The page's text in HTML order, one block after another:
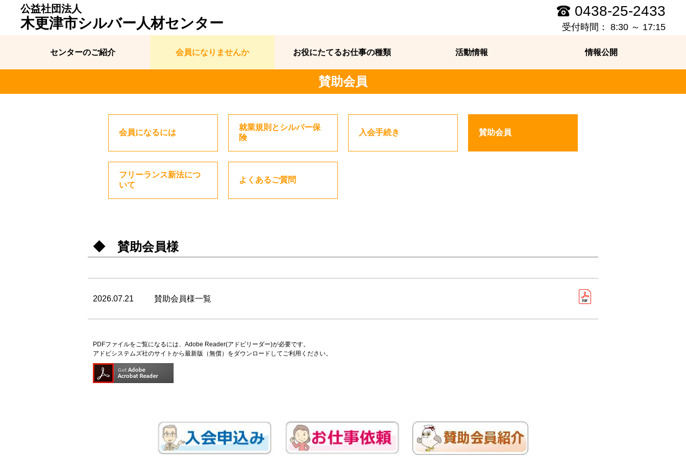
公益社団法人
木更津市シルバー人材センター
0438-25-2433
受付時間： 8:30 ～ 17:15
センターのご紹介 会員になりませんか お役にたてるお仕事の種類 活動情報 情報公開
賛助会員
会員になるには
就業規則とシルバー保
険
入会手続き 賛助会員
フリーランス新法につ
いて
よくあるご質問
◆ 賛助会員様
2026.07.21 賛助会員様一覧
PDFファイルをご覧になるには、Adobe Reader(アドビリーダー)が必要です。
アドビシステムズ社のサイトから最新版（無償）をダウンロードしてご利用ください。